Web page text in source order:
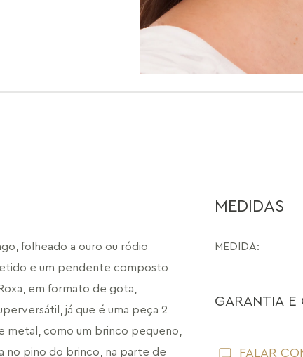
folheado a ouro ou ródio
e um pendente composto
em formato de gota,
já que é uma peça 2
metal, como um brinco pequeno,
no pino do brinco, na parte de
MEDIDAS
MEDIDA:
GARANTIA E
Como toda joia,
FALAR